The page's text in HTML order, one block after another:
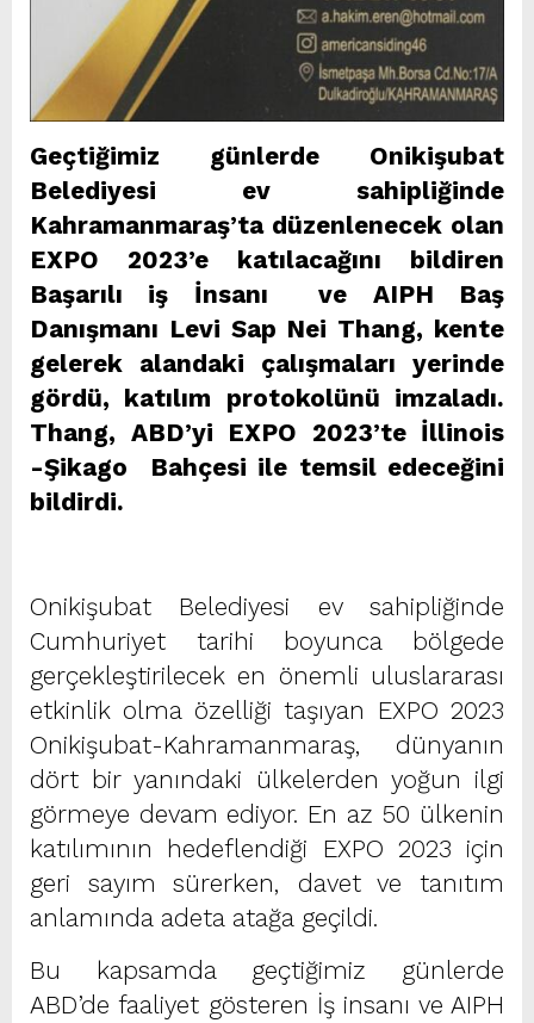
Geçtiğimiz günlerde Onikişubat
Belediyesi ev sahipliğinde
Kahramanmaraş’ta düzenlenecek olan
EXPO 2023’e katılacağını bildiren
Başarılı iş İnsanı ve AIPH Baş
Danışmanı Levi Sap Nei Thang, kente
gelerek alandaki çalışmaları yerinde
gördü, katılım protokolünü imzaladı.
Thang, ABD’yi EXPO 2023’te İllinois
-Şikago Bahçesi ile temsil edeceğini
bildirdi.
Onikişubat Belediyesi ev sahipliğinde
Cumhuriyet tarihi boyunca bölgede
gerçekleştirilecek en önemli uluslararası
etkinlik olma özelliği taşıyan EXPO 2023
Onikişubat-Kahramanmaraş, dünyanın
dört bir yanındaki ülkelerden yoğun ilgi
görmeye devam ediyor. En az 50 ülkenin
katılımının hedeflendiği EXPO 2023 için
geri sayım sürerken, davet ve tanıtım
anlamında adeta atağa geçildi.
Bu kapsamda geçtiğimiz günlerde
ABD’de faaliyet gösteren İş insanı ve AIPH